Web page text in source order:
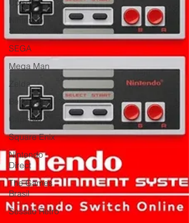
Ubisoft
Nintendo
Switch Online
SEGA
Mega Man
Zelda
Bethesda
Capcom
Square Enix
Nintendo
Direct
The Games
Brasil
Sessão Retro